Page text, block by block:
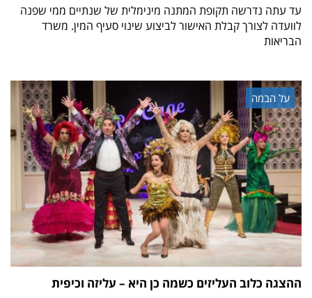
עד עתה נדרשה תקופת המתנה מינימלית של שנתיים ממי שפנה
לוועדה לצורך קבלת האישור לביצוע שינוי סעיף המין. משרד
הבריאות
על הבמה
ההצגה כלוב העליזים כשמה כן היא – עליזה וכיפית